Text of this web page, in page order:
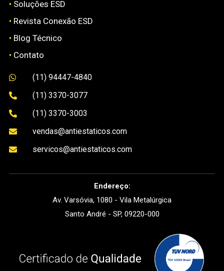
• Soluções ESD
• Revista Conexão ESD
• Blog Técnico
• Contato
 (11) 94447-4840
 (11) 3370-3077
 (11) 3370-3003
 vendas@antiestaticos.com
 servicos@antiestaticos.com
Endereço:
Av. Varsóvia, 1080 - Vila Metalúrgica
Santo André - SP, 09220-000